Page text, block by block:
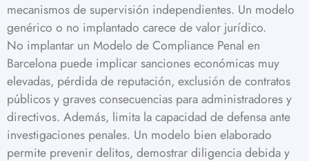
mecanismos de supervisión independientes. Un modelo
genérico o no implantado carece de valor jurídico.
No implantar un Modelo de Compliance Penal en
Barcelona puede implicar sanciones económicas muy
elevadas, pérdida de reputación, exclusión de contratos
públicos y graves consecuencias para administradores y
directivos. Además, limita la capacidad de defensa ante
investigaciones penales. Un modelo bien elaborado
permite prevenir delitos, demostrar diligencia debida y